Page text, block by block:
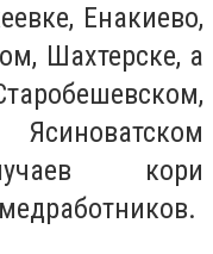
Енакиево,
Шахтерске, а
кори